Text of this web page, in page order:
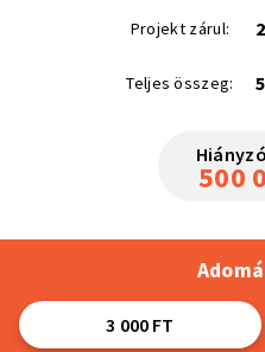
Projekt zárul:
Teljes összeg:
500
3 000 FT